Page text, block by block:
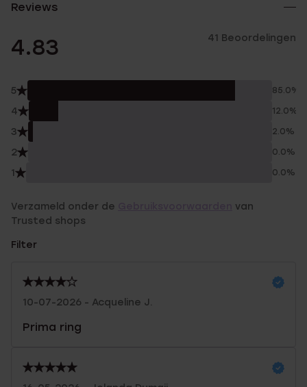
Reviews
4.83 41 Beoordelingen
5 85.0%
4 12.0%
3 2.0%
2 0.0%
1 0.0%
Verzameld onder de
van
Trusted shops
Filter
10-07-2026 - Acqueline J.
Prima ring